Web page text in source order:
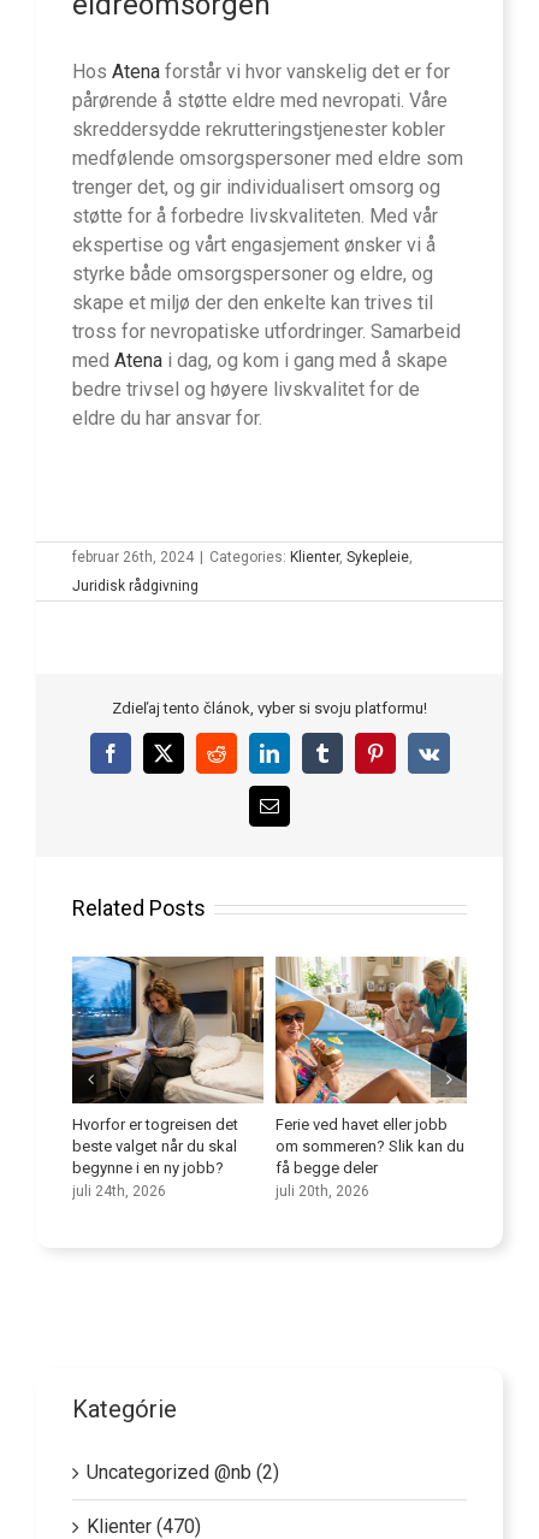
Hos Atena forstår vi hvor vanskelig det er for
pårørende å støtte eldre med nevropati. Våre
skreddersydde rekrutteringstjenester kobler
medfølende omsorgspersoner med eldre som
trenger det, og gir individualisert omsorg og
støtte for å forbedre livskvaliteten. Med vår
ekspertise og vårt engasjement ønsker vi å
styrke både omsorgspersoner og eldre, og
skape et miljø der den enkelte kan trives til
tross for nevropatiske utfordringer. Samarbeid
med Atena i dag, og kom i gang med å skape
bedre trivsel og høyere livskvalitet for de
eldre du har ansvar for.
februar 26th, 2024 | Categories: Klienter, Sykepleie
Juridisk rådgivning
Zdieľaj tento článok, vyber si svoju platformu!
Facebook
X RedditLinkedInTumblrPinterest
Vk
Email
Related Posts
Hvorfor er togreisen det
beste valget når du skal
begynne i en ny jobb?
juli 24th, 2026
Ferie ved havet eller jobb
om sommeren? Slik kan du
få begge deler
juli 20th, 2026
Kategórie
Uncategorized @nb (2)
Klienter (470)